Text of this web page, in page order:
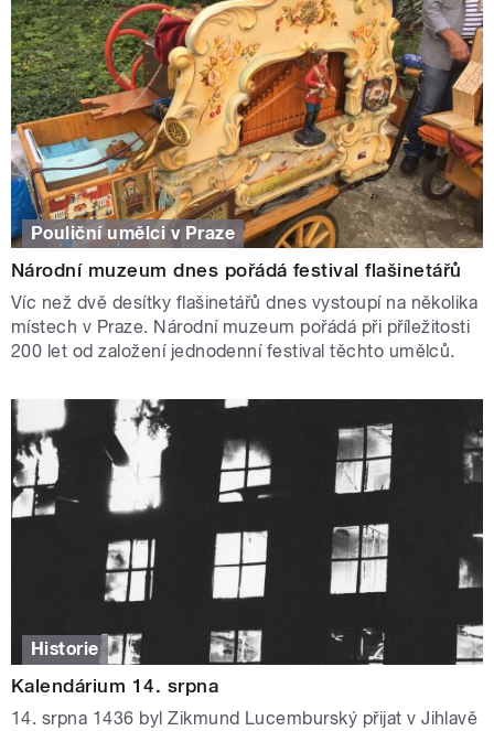
Pouliční umělci v Praze
Národní muzeum dnes pořádá festival flašinetářů
Víc než dvě desítky flašinetářů dnes vystoupí na několika
místech v Praze. Národní muzeum pořádá při příležitosti
200 let od založení jednodenní festival těchto umělců.
Historie
Kalendárium 14. srpna
14. srpna 1436 byl Zikmund Lucemburský přijat v Jihlavě